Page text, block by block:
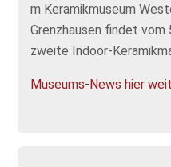
m Keramikmuseum
Grenzhausen findet vom
zweite Indoor-
Museums-News hier